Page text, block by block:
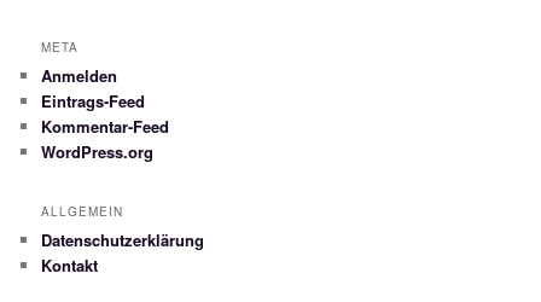
META
Anmelden
Eintrags-Feed
Kommentar-Feed
WordPress.org
ALLGEMEIN
Datenschutzerklärung
Kontakt